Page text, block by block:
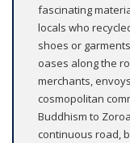
fascinating
locals who
shoes or
oases along the
merchants,
cosmopolitan
Buddhism to
continuous road,